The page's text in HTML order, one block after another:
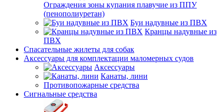
Ограждения зоны купания плавучие из ППУ
(пенополиуретан)
Буи надувные из ПВХ
Кранцы надувные из
ПВХ
Спасательные жилеты для собак
Аксессуары для комплектации маломерных судов
Аксессуары
Канаты, лини
Противопожарные средства
Сигнальные средства